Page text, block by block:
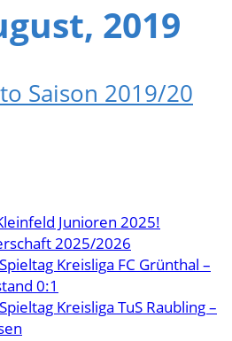
2019
Saison 2019/20
Junioren 2025!
2025/2026
Kreisliga FC Grünthal –
0:1
Kreisliga TuS Raubling –